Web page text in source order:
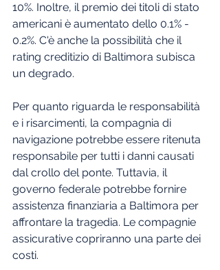
10%. Inoltre, il premio dei titoli di stato
americani è aumentato dello 0.1% -
0.2%. C'è anche la possibilità che il
rating creditizio di Baltimora subisca
un degrado.
Per quanto riguarda le responsabilità
e i risarcimenti, la compagnia di
navigazione potrebbe essere ritenuta
responsabile per tutti i danni causati
dal crollo del ponte. Tuttavia, il
governo federale potrebbe fornire
assistenza finanziaria a Baltimora per
affrontare la tragedia. Le compagnie
assicurative copriranno una parte dei
costi.